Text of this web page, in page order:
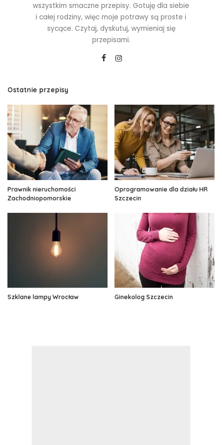
wszystkim smaczne przepisy. Gotuję dla siebie
i całej rodziny, więc moje potrawy są proste i
sycące. Czytaj, dyskutuj, wymieniaj się
przepisami.
Ostatnie przepisy
Prawnik nieruchomości
Zachodniopomorskie
Oprogramowanie dla działu HR
Szczecin
Szklane lampy Wrocław Ginekolog Szczecin